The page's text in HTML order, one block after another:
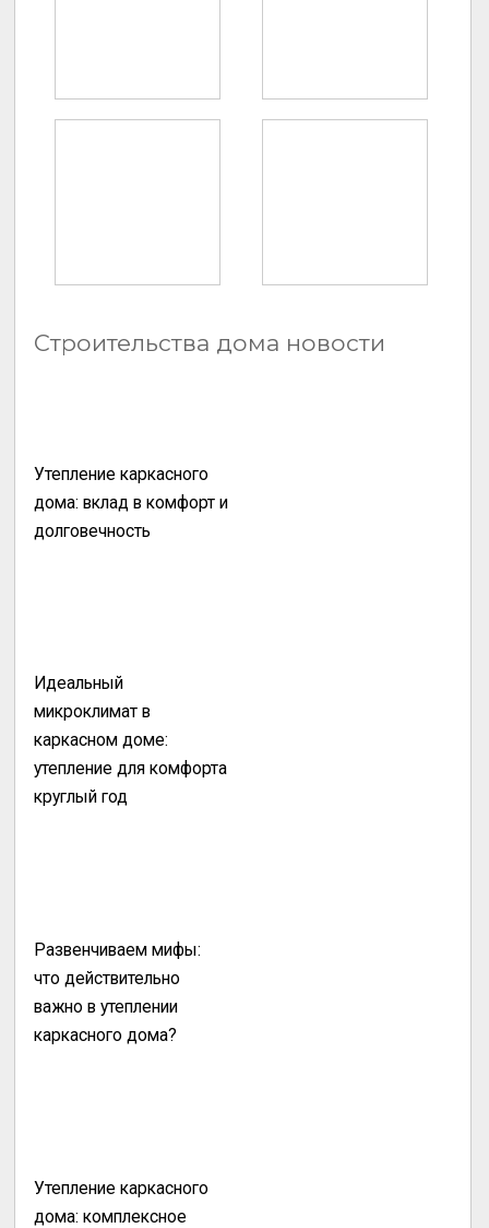
Строительства дома новости
Утепление каркасного
дома: вклад в комфорт и
долговечность
Идеальный
микроклимат в
каркасном доме:
утепление для комфорта
круглый год
Развенчиваем мифы:
что действительно
важно в утеплении
каркасного дома?
Утепление каркасного
дома: комплексное